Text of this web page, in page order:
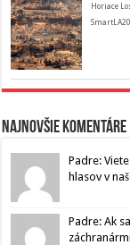
Horiace
Najnovšie komentáre
Padre:
hlasov v
Padre: Ak